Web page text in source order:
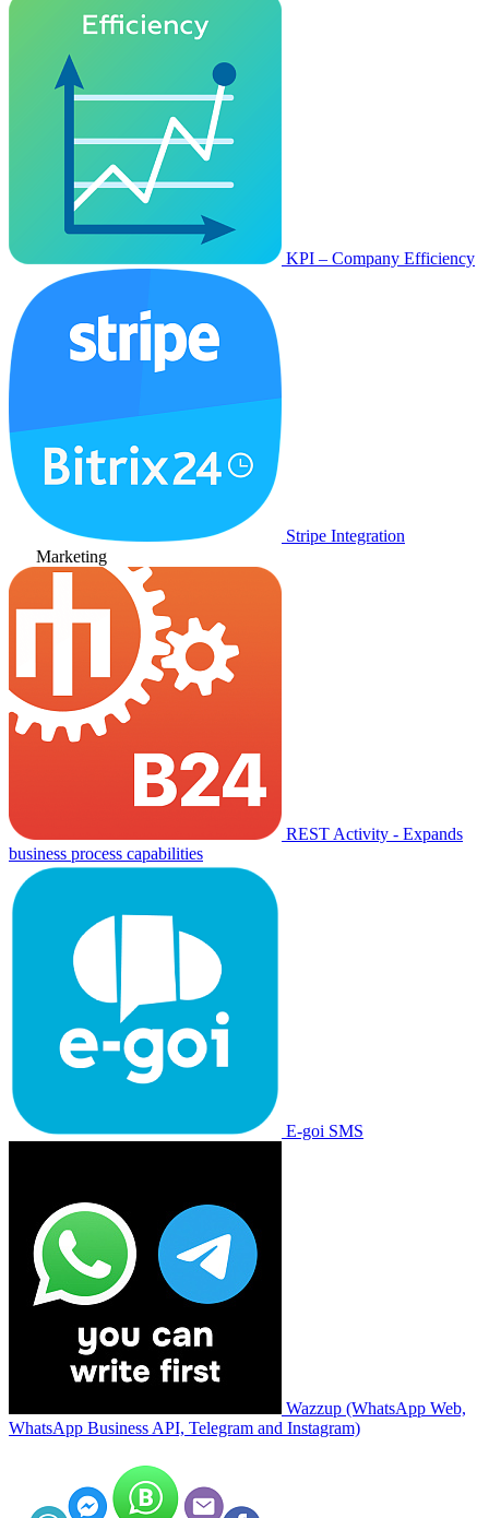
KPI – Company Efficiency
Stripe Integration
Marketing
REST Activity - Expands
business process capabilities
E-goi SMS
Wazzup (WhatsApp Web,
WhatsApp Business API, Telegram and Instagram)